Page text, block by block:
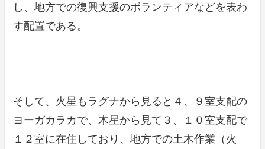
し、地方での復興支援のボランティアなどを表わ
す配置である。
そして、火星もラグナから見ると４、９室支配の
ヨーガカラカで、木星から見て３、１０室支配で
１２室に在住しており、地方での土木作業（火